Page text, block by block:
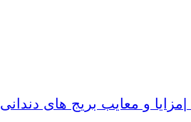
و معایب بریج های دندانی